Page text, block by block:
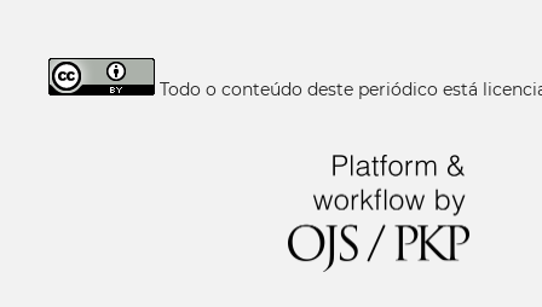
Todo o conteúdo deste periódico está